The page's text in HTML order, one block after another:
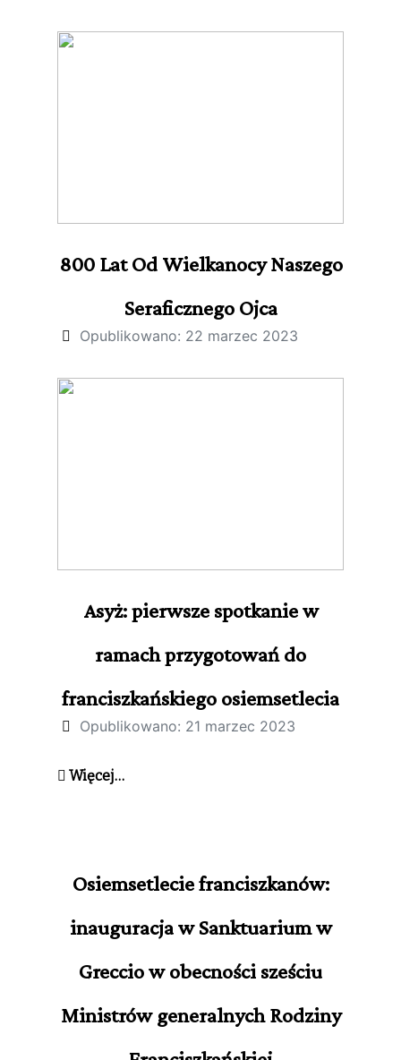
800 Lat Od Wielkanocy Naszego
Seraficznego Ojca
Opublikowano: 22 marzec 2023
Asyż: pierwsze spotkanie w
ramach przygotowań do
franciszkańskiego osiemsetlecia
Opublikowano: 21 marzec 2023
Więcej…
Osiemsetlecie franciszkanów:
inauguracja w Sanktuarium w
Greccio w obecności sześciu
Ministrów generalnych Rodziny